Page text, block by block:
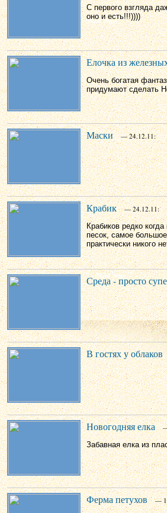
С первого взгляда
оно и есть!!!))))
Елочка из
Очень богатая
придумают сделать
Маски — 24.12.11:
Крабик
— 24.12.11:
Крабиков редко
песок, самое
практически никого
Среда - просто
В гостях у облаков
Новогодняя елка
Забавная елка из
Ферма петухов —